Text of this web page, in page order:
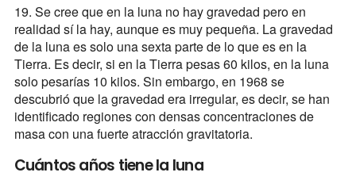
19. Se cree que en la luna no hay gravedad pero en
realidad sí la hay, aunque es muy pequeña. La gravedad
de la luna es solo una sexta parte de lo que es en la
Tierra. Es decir, si en la Tierra pesas 60 kilos, en la luna
solo pesarías 10 kilos. Sin embargo, en 1968 se
descubrió que la gravedad era irregular, es decir, se han
identificado regiones con densas concentraciones de
masa con una fuerte atracción gravitatoria.
Cuántos años tiene la luna